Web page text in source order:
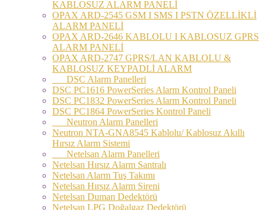
KABLOSUZ ALARM PANELİ
OPAX ARD-2545 GSM I SMS I PSTN ÖZELLİKLİ
ALARM PANELİ
OPAX ARD-2646 KABLOLU I KABLOSUZ GPRS
ALARM PANELİ
OPAX ARD-2747 GPRS/LAN KABLOLU &
KABLOSUZ KEYPADLİ ALARM
DSC Alarm Panelleri
DSC PC1616 PowerSeries Alarm Kontrol Paneli
DSC PC1832 PowerSeries Alarm Kontrol Paneli
DSC PC1864 PowerSeries Kontrol Paneli
Neutron Alarm Panelleri
Neutron NTA-GNA8545 Kablolu/ Kablosuz Akıllı
Hırsız Alarm Sistemi
Netelsan Alarm Panelleri
Netelsan Hırsız Alarm Santralı
Netelsan Alarm Tuş Takımı
Netelsan Hırsız Alarm Sireni
Netelsan Duman Dedektörü
Netelsan LPG Doğalgaz Dedektörü